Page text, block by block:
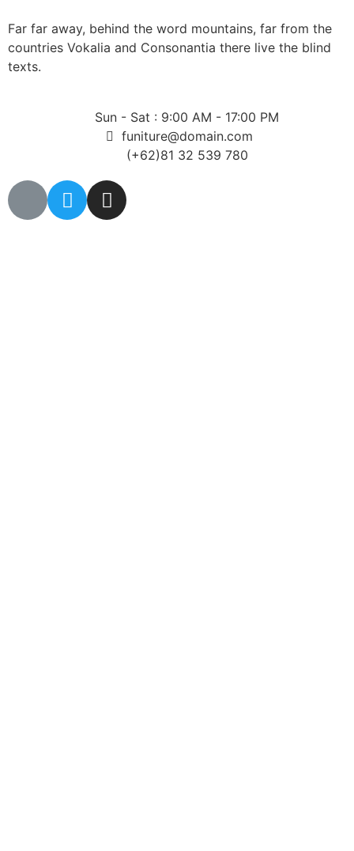
Far far away, behind the word mountains, far from the
countries Vokalia and Consonantia there live the blind
texts.
Sun - Sat : 9:00 AM - 17:00 PM
funiture@domain.com
(+62)81 32 539 780